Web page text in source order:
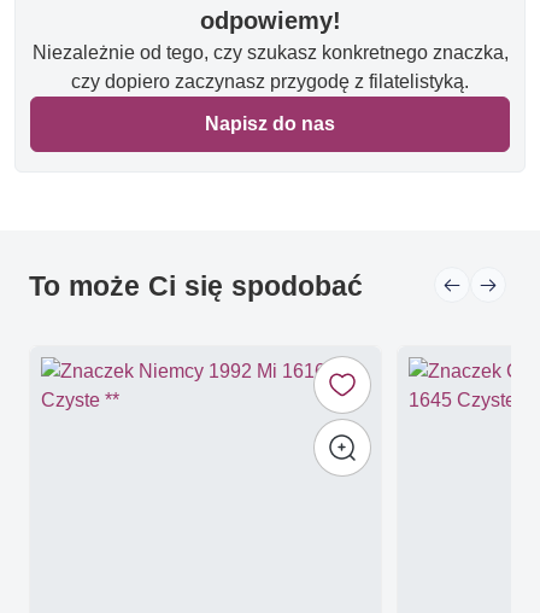
odpowiemy!
Niezależnie od tego, czy szukasz konkretnego znaczka,
czy dopiero zaczynasz przygodę z filatelistyką.
Napisz do nas
To może Ci się spodobać